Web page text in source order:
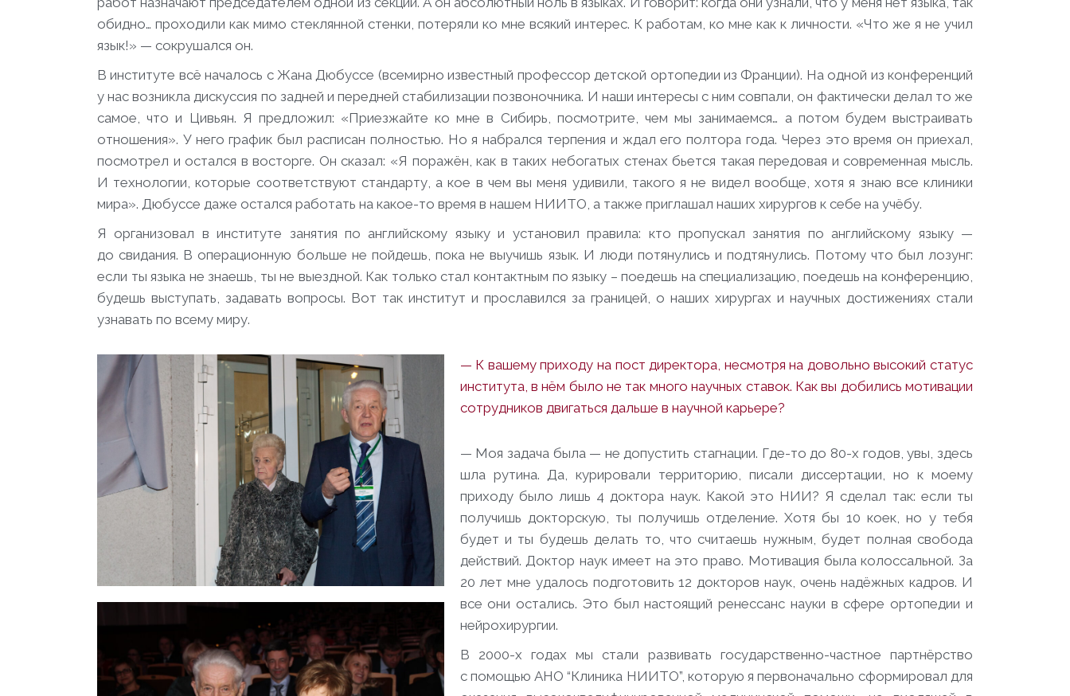
обидно… проходили как мимо стеклянной стенки, потеряли ко мне всякий интерес. К работам, ко мне как к личности. «Что же я не учил
язык!» — сокрушался он.
В институте всё началось с Жана Дюбуссе (всемирно известный профессор детской ортопедии из Франции). На одной из конференций
у нас возникла дискуссия по задней и передней стабилизации позвоночника. И наши интересы с ним совпали, он фактически делал то же
самое, что и Цивьян. Я предложил: «Приезжайте ко мне в Сибирь, посмотрите, чем мы занимаемся… а потом будем выстраивать
отношения». У него график был расписан полностью. Но я набрался терпения и ждал его полтора года. Через это время он приехал,
посмотрел и остался в восторге. Он сказал: «Я поражён, как в таких небогатых стенах бьется такая передовая и современная мысль.
И технологии, которые соответствуют стандарту, а кое в чем вы меня удивили, такого я не видел вообще, хотя я знаю все клиники
мира». Дюбуссе даже остался работать на какое-то время в нашем НИИТО, а также приглашал наших хирургов к себе на учёбу.
Я организовал в институте занятия по английскому языку и установил правила: кто пропускал занятия по английскому языку —
до свидания. В операционную больше не пойдешь, пока не выучишь язык. И люди потянулись и подтянулись. Потому что был лозунг:
если ты языка не знаешь, ты не выездной. Как только стал контактным по языку – поедешь на специализацию, поедешь на конференцию,
будешь выступать, задавать вопросы. Вот так институт и прославился за границей, о наших хирургах и научных достижениях стали
узнавать по всему миру.
— К вашему приходу на пост директора, несмотря на довольно высокий статус
института, в нём было не так много научных ставок. Как вы добились мотивации
сотрудников двигаться дальше в научной карьере?
— Моя задача была — не допустить стагнации. Где-то до 80-х годов, увы, здесь
шла рутина. Да, курировали территорию, писали диссертации, но к моему
приходу было лишь 4 доктора наук. Какой это НИИ? Я сделал так: если ты
получишь докторскую, ты получишь отделение. Хотя бы 10 коек, но у тебя
будет и ты будешь делать то, что считаешь нужным, будет полная свобода
действий. Доктор наук имеет на это право. Мотивация была колоссальной. За
20 лет мне удалось подготовить 12 докторов наук, очень надёжных кадров. И
все они остались. Это был настоящий ренессанс науки в сфере ортопедии и
нейрохирургии.
В 2000-х годах мы стали развивать государственно-частное партнёрство
с помощью АНО “Клиника НИИТО”, которую я первоначально сформировал для